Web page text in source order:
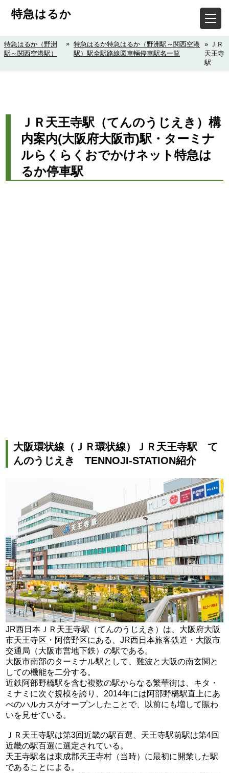
特急はるか
特急はるか（野洲
駅～関西空港駅）
» 特急はるか特急はるか（野洲駅～関西空港
駅）駅全駅路線図車輛停車駅名一覧
» ＪＲ
天王寺
駅
ＪＲ天王寺駅（てんのうじえき）構
内案内(大阪府大阪市)駅・ターミナ
ルらくらくおでかけネット特急は
るか停車駅
大阪環状線（ＪＲ環状線）ＪＲ天王寺駅 て
んのうじえき TENNOJI-STATION紹介
JR西日本ＪＲ天王寺駅（てんのうじえき）は、大阪府大阪
市天王寺区・阿倍野区にある、JR西日本旅客鉄道・大阪市
交通局（大阪市営地下鉄）の駅である。
大阪市南部のターミナル駅として、難波と大阪の南玄関と
しての機能を二分する。
近鉄阿部野橋駅を含む複数の駅からなる繁華街は、キタ・
ミナミに次ぐ規模を誇り、2014年には阿部野橋駅直上にあ
べのハルカスがオープンしたことで、以前にも増して賑わ
いを見せている。
ＪＲ天王寺駅は第3回近畿の駅百選、天王寺駅前駅は第4回
近畿の駅百選に選定されている。
天王寺駅名は東成郡天王寺村（当時）に最初に開業した駅
であることによる。